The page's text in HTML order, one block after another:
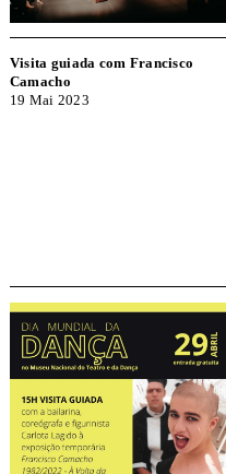
Visita guiada com Francisco
Camacho
19 Mai 2023